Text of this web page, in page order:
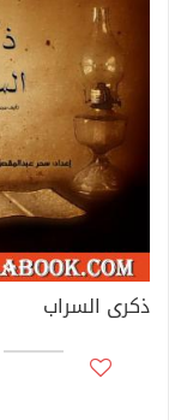
ذكرى السراب